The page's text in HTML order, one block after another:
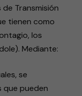
Transmisión
tienen como
los
Mediante:
se
que pueden